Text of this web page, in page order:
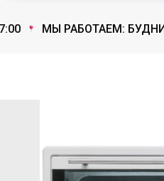
МЫ РАБОТАЕМ: БУДНИ